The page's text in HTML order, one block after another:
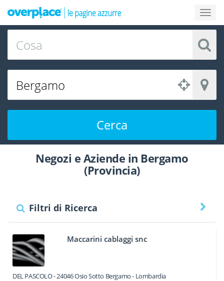
Cerca
Negozi e Aziende in Bergamo
(Provincia)
Filtri di Ricerca
Maccarini cablaggi snc
DEL PASCOLO-24046Osio Sotto Bergamo - Lombardia